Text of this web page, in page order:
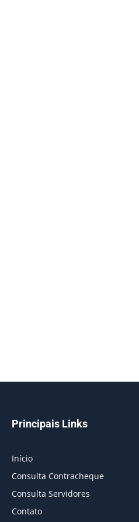
Principais Links
Início
Consulta Contracheque
Consulta Servidores
Contato